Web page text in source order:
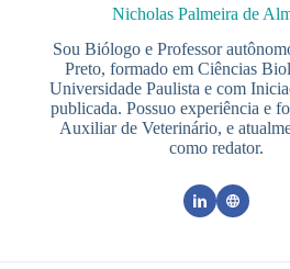
Nicholas Palmeira de
Sou Biólogo e Professor
Preto, formado em Ciências
Universidade Paulista e com
publicada. Possuo experiência e
Auxiliar de Veterinário, e
como redator.